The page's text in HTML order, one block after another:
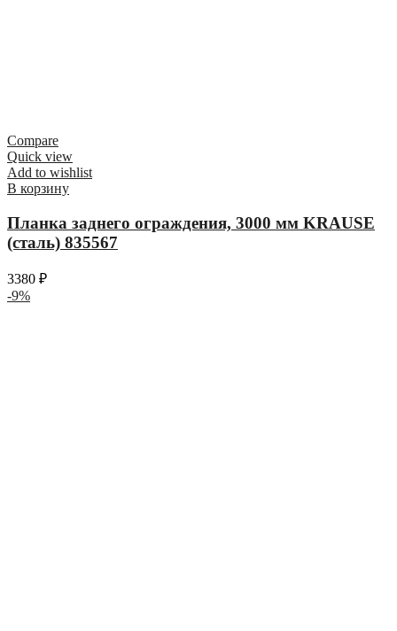
Compare
Quick view
Add to wishlist
В корзину
Планка заднего ограждения, 3000 мм KRAUSE
(сталь) 835567
3380 ₽
-9%